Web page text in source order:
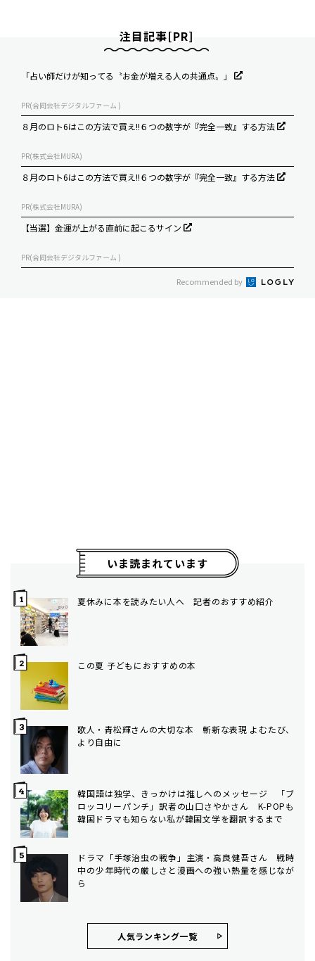
注目記事[PR]
「占い師だけが知ってる〝お金が増える人の共通点〟」
PR(合同会社デジタルファーム )
８月のロト6はこの方法で買え!!６つの数字が『完全一致』する方法
PR(株式会社MURA)
８月のロト6はこの方法で買え!!６つの数字が『完全一致』する方法
PR(株式会社MURA)
【当選】金運が上がる直前に起こるサイン
PR(合同会社デジタルファーム )
Recommended by
いま読まれています
夏休みに本を読みたい人へ 記者のおすすめ紹介
この夏 子どもにおすすめの本
歌人・青松輝さんの大切な本 斬新な表現 よむたび、
より自由に
韓国語は独学、きっかけは推しへのメッセージ 「ブ
ロッコリーパンチ」訳者の山口さやかさん K-POPも
韓国ドラマも知らない私が韓国文学を翻訳するまで
ドラマ「手塚治虫の戦争」主演・高良健吾さん 戦時
中の少年時代の厳しさと漫画への強い熱量を感じなが
ら
人気ランキング⼀覧